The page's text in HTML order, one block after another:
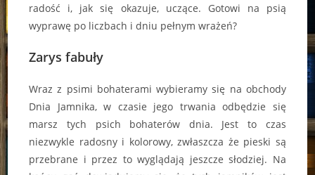
radość i, jak się okazuje, uczące. Gotowi na psią
wyprawę po liczbach i dniu pełnym wrażeń?
Zarys fabuły
Wraz z psimi bohaterami wybieramy się na obchody
Dnia Jamnika, w czasie jego trwania odbędzie się
marsz tych psich bohaterów dnia. Jest to czas
niezwykle radosny i kolorowy, zwłaszcza że pieski są
przebrane i przez to wyglądają jeszcze słodziej. Na